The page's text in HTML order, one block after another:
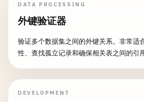
DATA PROCESSING
外键验证器
验证多个数据集之间的外键关系。非常适
性、查找孤立记录和确保相关表之间的引
DEVELOPMENT